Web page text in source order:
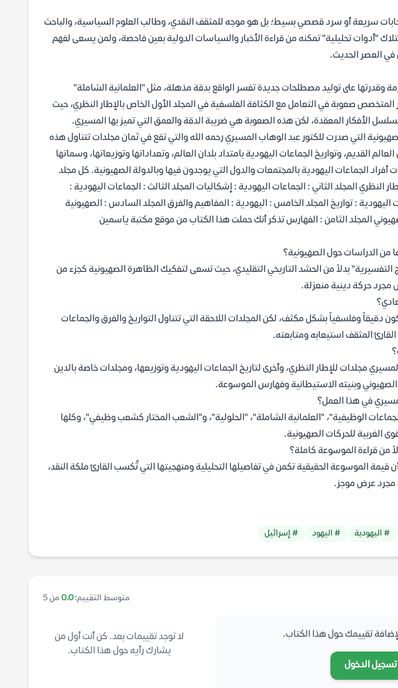
سريعة أو سرد قصصي بسيط؛ بل هو موجه للمثقف النقدي، وطالب العلوم السياسية، والباحث
"أدوات تحليلية" تمكنه من قراءة الأخبار والسياسات الدولية بعين فاحصة، ولمن يسعى لفهم
في العصر الحديث.
وقدرتها على توليد مصطلحات جديدة تفسر الواقع بدقة مذهلة، مثل "العلمانية الشاملة"
المتخصص صعوبة في التعامل مع الكثافة الفلسفية في المجلد الأول الخاص بالإطار النظري، حيث
تسلسل الأفكار المعقدة، لكن هذه الصعوبة هي ضريبة الدقة والعمق التي تميز بها المسيري.
التي صدرت للكتور عبد الوهاب المسيري رحمه الله والتي تقع في ثمان مجلدات تتناول هذه
القديم، وتواريخ الجماعات اليهودية بامتداد بلدان العالم، وتعداداتها وتوزيعاتها، وسماتها
أفراد الجماعات اليهودية بالمجتمعات والدول التي يوجدون فيها وبالدولة الصهيونية. كل مجلد
النظري المجلد الثاني : الجماعات اليهودية : إشكاليات المجلد الثالث : الجماعات اليهودية :
اليهودية : تواريخ المجلد الخامس : اليهودية : المفاهيم والفرق المجلد السادس : الصهيونية
المجلد الثامن : الفهارس تذكر أنك حملت هذا الكتاب من موقع مكتبة ياسمين
من الدراسات حول الصهيونية؟
التفسيرية" بدلاً من الحشد التاريخي التقليدي، حيث تسعى لتفكيك الظاهرة الصهيونية كجزء من
مجرد حركة دينية منعزلة.
دقيقاً وفلسفياً بشكل مكثف، لكن المجلدات اللاحقة التي تتناول التواريخ والفرق والجماعات
المثقف استيعابه ومتابعته.
مجلدات للإطار النظري، وأخرى لتاريخ الجماعات اليهودية وتوزيعها، ومجلدات خاصة بالدين
الصهيوني وبنيته الاستيطانية وفهارس الموسوعة.
في هذا العمل؟
الوظيفية"، "العلمانية الشاملة"، "الحلولية"، و"الشعب المختار كشعب وظيفي"، وكلها
الغربية للحركات الصهيونية.
من قراءة الموسوعة كاملة؟
الموسوعة الحقيقية تكمن في تفاصيلها التحليلية ومنهجيتها التي تُكسب القارئ ملكة النقد،
مجرد عرض موجز.
# اليهودية # اليهود # إسرائيل
متوسط التقييم:0.0 من 5
تقييمك حول هذا الكتاب.
تسجيل الدخول
لا توجد تقييمات بعد. كن أنت أول من
يشارك رأيه حول هذا الكتاب.